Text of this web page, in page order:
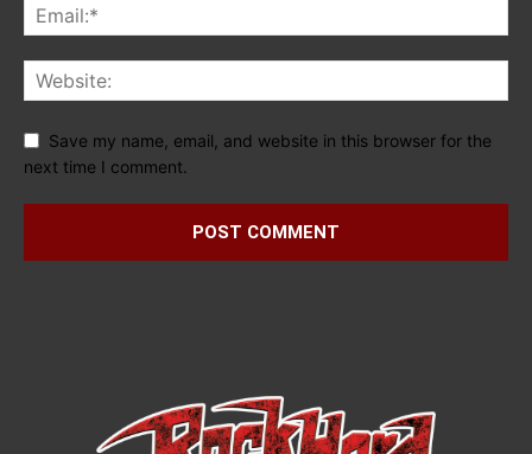
Save my name, email, and website in this browser for the
next time I comment.